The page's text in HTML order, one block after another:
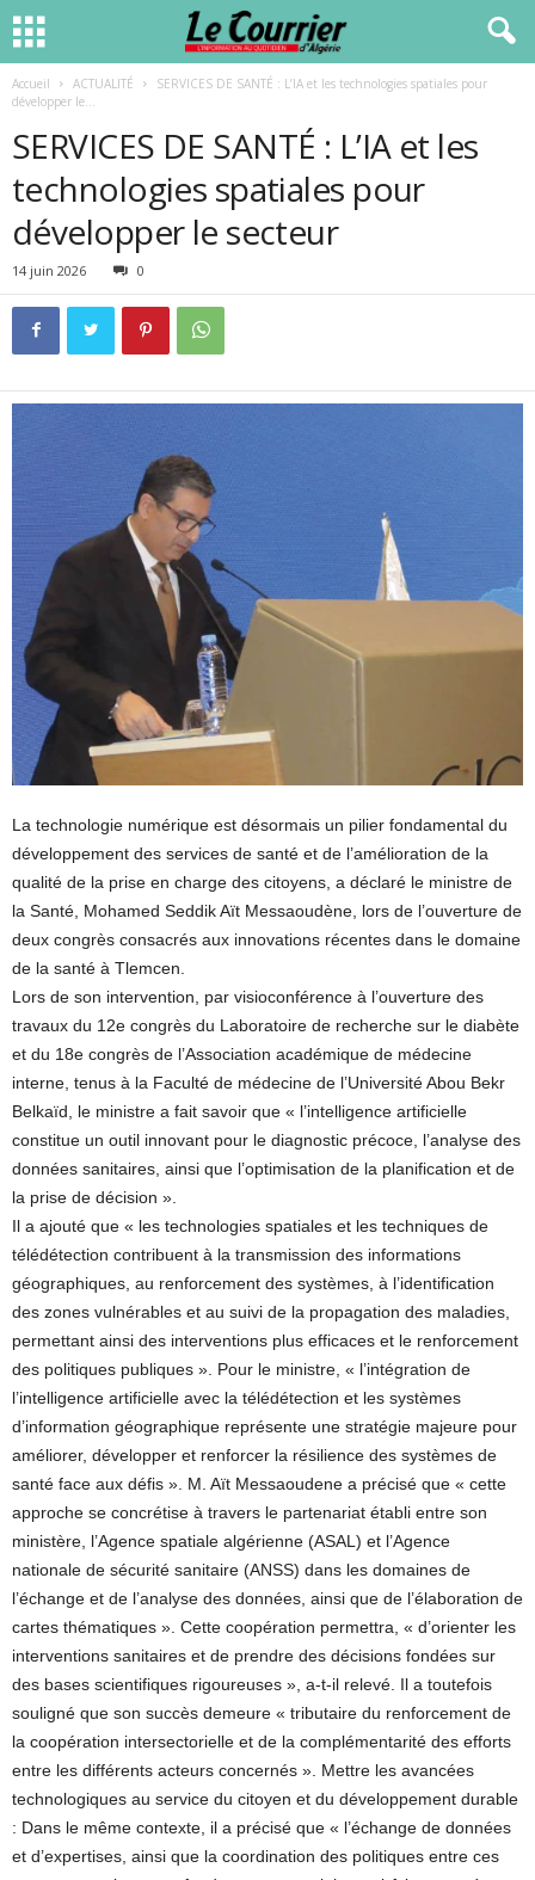
Accueil ACTUALITÉ
SERVICES DE SANTÉ : L’IA et les technologies spatiales pour
développer le...
SERVICES DE SANTÉ : L’IA et les
technologies spatiales pour
développer le secteur
14 juin 2026 0
La technologie numérique est désormais un pilier fondamental du
développement des services de santé et de l’amélioration de la
qualité de la prise en charge des citoyens, a déclaré le ministre de
la Santé, Mohamed Seddik Aït Messaoudène, lors de l’ouverture de
deux congrès consacrés aux innovations récentes dans le domaine
de la santé à Tlemcen.
Lors de son intervention, par visioconférence à l’ouverture des
travaux du 12e congrès du Laboratoire de recherche sur le diabète
et du 18e congrès de l’Association académique de médecine
interne, tenus à la Faculté de médecine de l’Université Abou Bekr
Belkaïd, le ministre a fait savoir que « l’intelligence artificielle
constitue un outil innovant pour le diagnostic précoce, l’analyse des
données sanitaires, ainsi que l’optimisation de la planification et de
la prise de décision ».
Il a ajouté que « les technologies spatiales et les techniques de
télédétection contribuent à la transmission des informations
géographiques, au renforcement des systèmes, à l’identification
des zones vulnérables et au suivi de la propagation des maladies,
permettant ainsi des interventions plus efficaces et le renforcement
des politiques publiques ». Pour le ministre, « l’intégration de
l’intelligence artificielle avec la télédétection et les systèmes
d’information géographique représente une stratégie majeure pour
améliorer, développer et renforcer la résilience des systèmes de
santé face aux défis ». M. Aït Messaoudene a précisé que « cette
approche se concrétise à travers le partenariat établi entre son
ministère, l’Agence spatiale algérienne (ASAL) et l’Agence
nationale de sécurité sanitaire (ANSS) dans les domaines de
l’échange et de l’analyse des données, ainsi que de l’élaboration de
cartes thématiques ». Cette coopération permettra, « d’orienter les
interventions sanitaires et de prendre des décisions fondées sur
des bases scientifiques rigoureuses », a-t-il relevé. Il a toutefois
souligné que son succès demeure « tributaire du renforcement de
la coopération intersectorielle et de la complémentarité des efforts
entre les différents acteurs concernés ». Mettre les avancées
technologiques au service du citoyen et du développement durable
: Dans le même contexte, il a précisé que « l’échange de données
et d’expertises, ainsi que la coordination des politiques entre ces